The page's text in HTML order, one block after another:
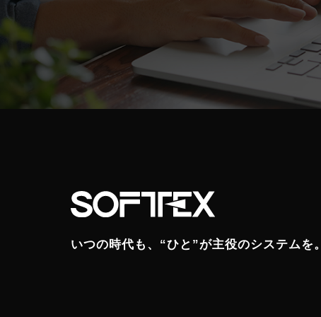
いつの時代も、“ひと”が主役のシステムを。